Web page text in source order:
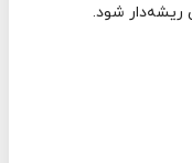
ریشه‌دار شود.